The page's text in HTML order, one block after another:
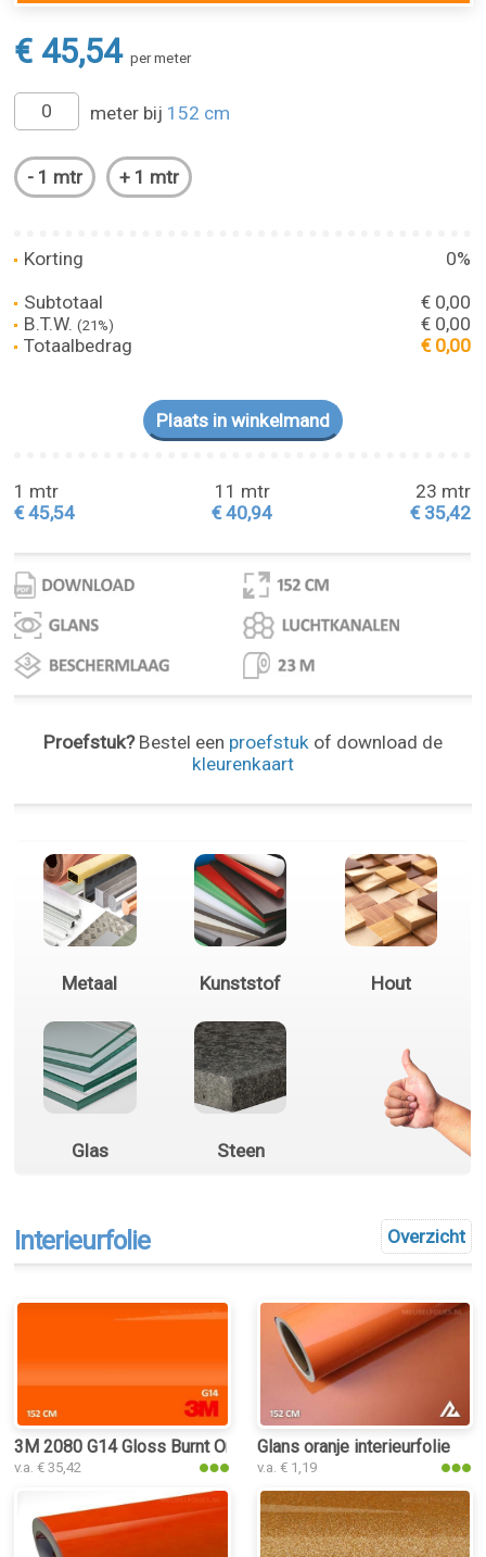
€ 45,54 per meter
meter bij 152 cm
Korting
0%
Subtotaal
€ 0,00
B.T.W.(21%)
€ 0,00
Totaalbedrag
€ 0,00
1 mtr
€ 45,54
11 mtr
€ 40,94
23 mtr
€ 35,42
Proefstuk?Bestel een proefstukof download de
kleurenkaart
Metaal Kunststof Hout
Glas Steen
Overzicht
Interieurfolie
3M 2080 G14 Gloss Burnt Orange interieurfolie
v.a. € 35,42
Glans oranje interieurfolie
v.a. € 1,19